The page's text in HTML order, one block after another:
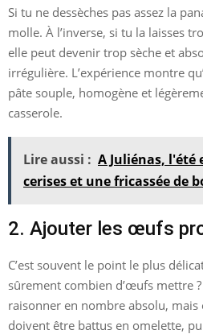
Si tu ne dessèches pas assez la
molle. À l’inverse, si tu la laisses
elle peut devenir trop sèche et
irrégulière. L’expérience montre
pâte souple, homogène et
casserole.
Lire aussi : A Juliénas, l'été
cerises et une fricassée de
2. Ajouter les œufs
C’est souvent le point le plus
sûrement combien d’œufs mettre
raisonner en nombre absolu,
doivent être battus en omelette,